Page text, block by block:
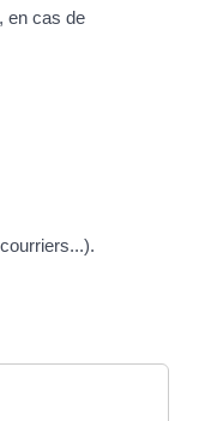
en cas de